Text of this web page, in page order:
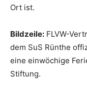
Ort ist.
Bildzeile: FLVW-
dem SuS Rünthe
eine einwöchige
Stiftung.